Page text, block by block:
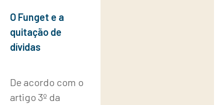
O Funget e a
quitação de
dívidas
De acordo com o
artigo 3º da